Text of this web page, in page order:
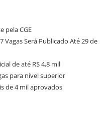
pela CGE
Vagas Será Publicado Até 29 de
de até R$ 4,8 mil
para nível superior
de 4 mil aprovados